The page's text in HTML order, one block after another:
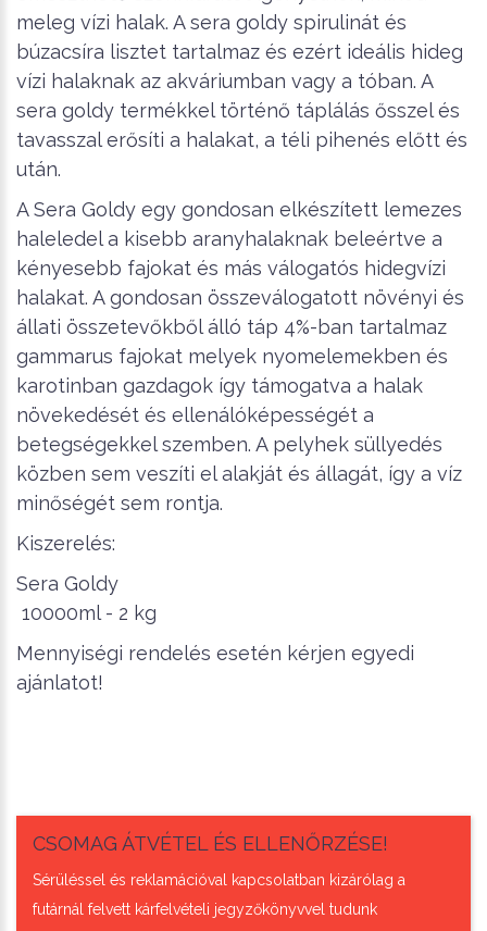
meleg vízi halak. A sera goldy spirulinát és
búzacsíra lisztet tartalmaz és ezért ideális hideg
vízi halaknak az akváriumban vagy a tóban. A
sera goldy termékkel történő táplálás ősszel és
tavasszal erősíti a halakat, a téli pihenés előtt és
után.
A Sera Goldy egy gondosan elkészített lemezes
haleledel a kisebb aranyhalaknak beleértve a
kényesebb fajokat és más válogatós hidegvízi
halakat. A gondosan összeválogatott növényi és
állati összetevőkből álló táp 4%-ban tartalmaz
gammarus fajokat melyek nyomelemekben és
karotinban gazdagok így támogatva a halak
növekedését és ellenálóképességét a
betegségekkel szemben. A pelyhek süllyedés
közben sem veszíti el alakját és állagát, így a víz
minőségét sem rontja.
Kiszerelés:
Sera Goldy
10000ml - 2 kg
Mennyiségi rendelés esetén kérjen egyedi
ajánlatot!
CSOMAG ÁTVÉTEL ÉS ELLENŐRZÉSE!
Sérüléssel és reklamációval kapcsolatban kizárólag a
futárnál felvett kárfelvételi jegyzőkönyvvel tudunk